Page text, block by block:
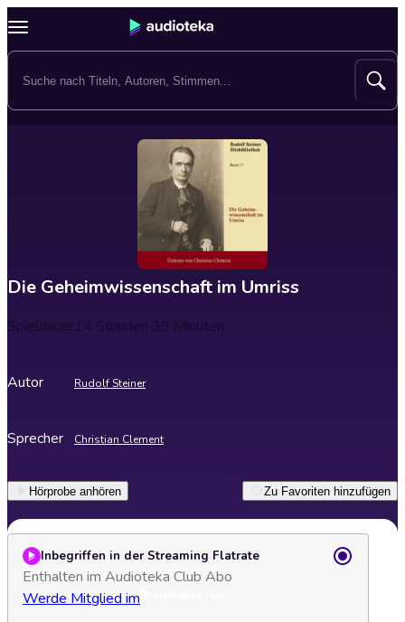
Die Geheimwissenschaft im Umriss
Spieldauer14 Stunden 39 Minuten
Autor Rudolf Steiner
Sprecher Christian Clement
Hörprobe anhören Zu Favoriten hinzufügen
Inbegriffen in der Streaming Flatrate
Enthalten im Audioteka Club Abo
Werde Mitglied im